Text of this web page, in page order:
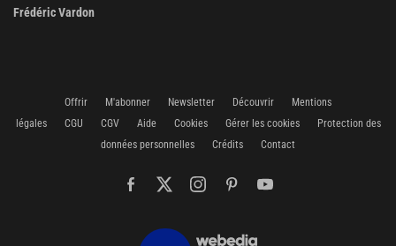
Frédéric Vardon
Offrir M'abonner Newsletter Découvrir
Mentions
légales
CGU CGV Aide Cookies Gérer les cookies
Protection des
données personnelles
Crédits Contact